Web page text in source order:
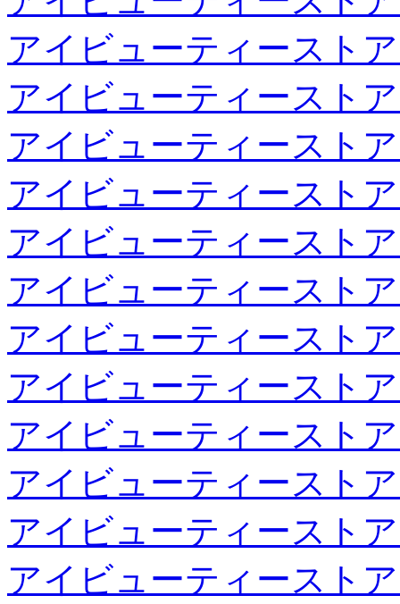
アイビューティースト
アイビューティースト
アイビューティースト
アイビューティースト
アイビューティースト
アイビューティースト
アイビューティースト
アイビューティースト
アイビューティースト
アイビューティースト
アイビューティースト
アイビューティースト